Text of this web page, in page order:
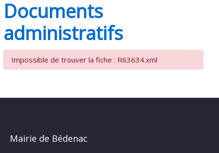
Documents
administratifs
Impossible de trouver la fiche : R63634.xml
Mairie de Bédenac